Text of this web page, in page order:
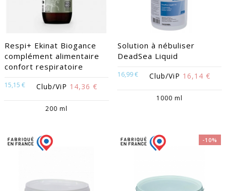
Respi+ Ekinat Biogance
complément alimentaire
confort respiratoire
15,15 € Club/ViP 14,36 €
200 ml
Solution à nébuliser
DeadSea Liquid
16,99 € Club/ViP 16,14 €
1000 ml
-10%